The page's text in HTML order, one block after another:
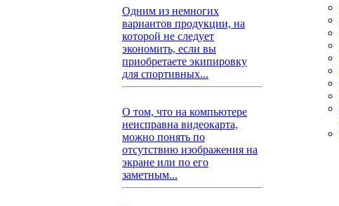
Одним из немногих
вариантов продукции, на
которой не следует
экономить, если вы
приобретаете экипировку
для спортивных...
О том, что на компьютере
неисправна видеокарта,
можно понять по
отсутствию изображения на
экране или по его
заметным...